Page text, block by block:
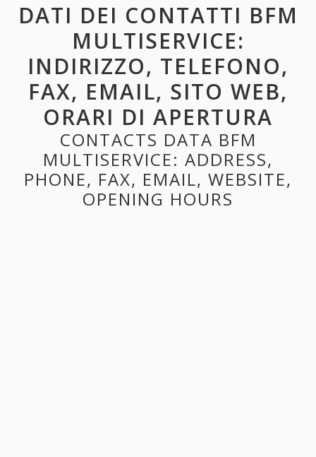
DATI DEI CONTATTI BFM
MULTISERVICE:
INDIRIZZO, TELEFONO,
FAX, EMAIL, SITO WEB,
ORARI DI APERTURA
CONTACTS DATA BFM
MULTISERVICE: ADDRESS,
PHONE, FAX, EMAIL, WEBSITE,
OPENING HOURS